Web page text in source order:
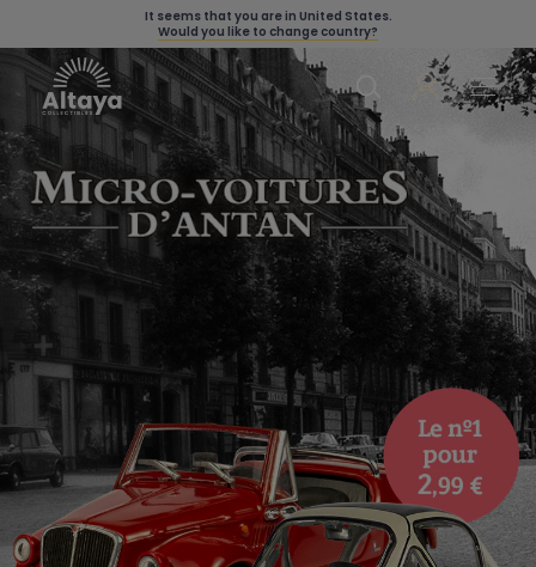
It seems that you are in United States.
Would you like to change country?